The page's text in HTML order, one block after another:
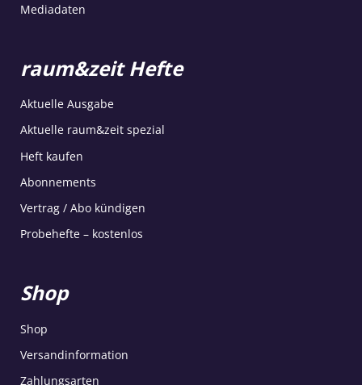
Mediadaten
raum&zeit Hefte
Aktuelle Ausgabe
Aktuelle raum&zeit spezial
Heft kaufen
Abonnements
Vertrag / Abo kündigen
Probehefte – kostenlos
Shop
Shop
Versandinformation
Zahlungsarten